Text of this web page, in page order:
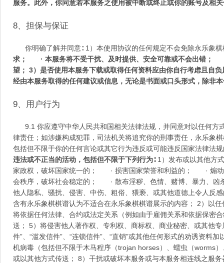
服务。此外，你同意若本服务之使用被中断或终止或你的账号及相
8、担保与保证
你明确了解并同意∶ 1 ）本使用协议的任何规定不会免除永乐象
求；
· 本服务将不受干扰、及时提供、安全可靠或不会出错；
望； 3）是否使用本服务下载或取得任何资料应由你自行考虑且自
经由本服务取得的任何建议或信息，无论是书面或口头形式，除非
9、用户行为
9.1 你应遵守中华人民共和国相关法律法规，并同意对以任何
律责任；如涉嫌构成犯罪，司法机关将追究你的刑事责任，永乐象
包括但不限于你的任何言论或其它行为违反或可能违反国家法律法
违法或不正当的活动，包括但不限于下列行为∶1 ）发布或以其他方
家政权，破坏国家统一的；
· 损害国家荣誉和利益的； · 煽
会秩序，破坏社会稳定的；
· 散布淫秽、色情、赌博、暴力、凶
他人隐私、骚扰、侵害、中伤、粗俗、猥亵、或其他道德上令人反
含有永乐象棋棋谱认为不适合在永乐象棋棋谱展示的内容；
2）以
将依据任何法律、合约或法定关系（例如由于雇佣关系和依据保密
送；
5）将侵害他人著作权、专利权、商标权、商业秘密、或其他
件” “滥发信件” “连锁信件” “直销”或其他任何形式的劝诱资料加
机病毒（包括但不限于木马程序（trojan horses）、蠕虫（worms
或以其他方式传送；
8）干扰或破坏本服务或与本服务相连线之服